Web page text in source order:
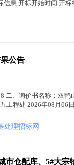
信息 开标开始时间 开
公告
二、询价书名称：双
工程处 2026年08月06
处理招标网
市仓配库、5#大宗